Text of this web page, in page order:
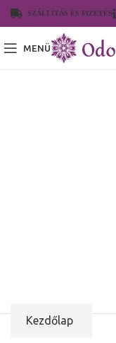
SZÁLLÍTÁS ÉS FIZETÉS
MENÜ
Kezdőlap